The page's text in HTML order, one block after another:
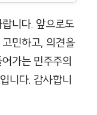
니다. 앞으로도
민하고, 의견을
가는 민주주의
니다. 감사합니